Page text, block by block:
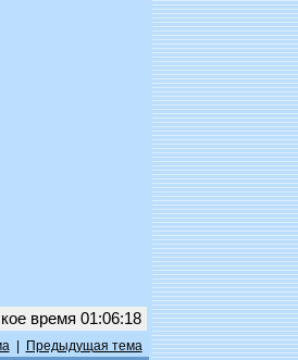
время 01:06:18
|
Предыдущая тема